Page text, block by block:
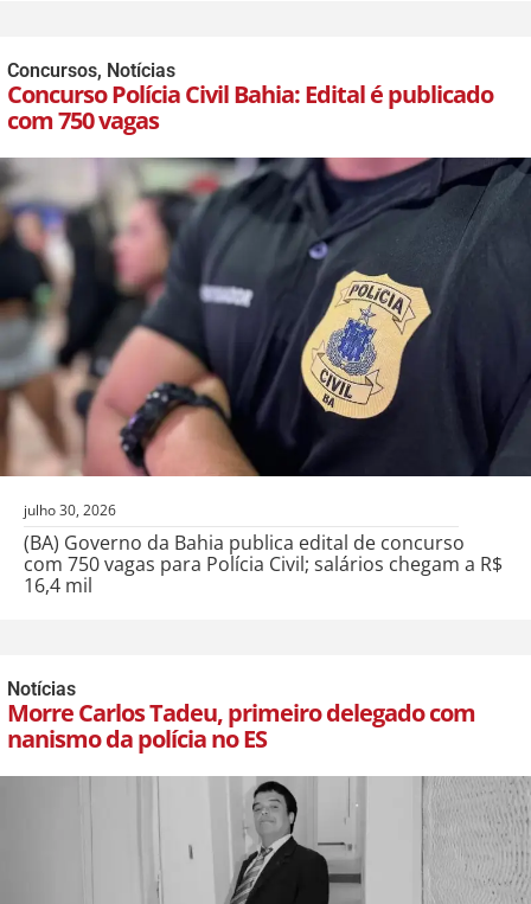
Concursos, Notícias
Concurso Polícia Civil Bahia: Edital é publicado
com 750 vagas
julho 30, 2026
(BA) Governo da Bahia publica edital de concurso
com 750 vagas para Polícia Civil; salários chegam a R$
16,4 mil
Notícias
Morre Carlos Tadeu, primeiro delegado com
nanismo da polícia no ES